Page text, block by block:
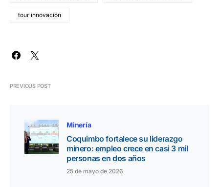
tour innovación
PREVIOUS POST
Minería
Coquimbo fortalece su liderazgo
minero: empleo crece en casi 3 mil
personas en dos años
25 de mayo de 2026